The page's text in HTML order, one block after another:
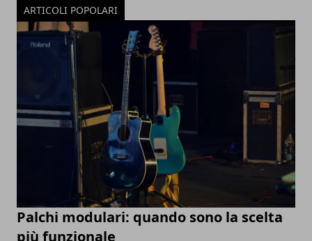
ARTICOLI POPOLARI
Palchi modulari: quando sono la scelta
più funzionale